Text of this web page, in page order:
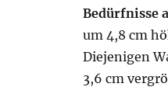
Bedürfnisse
um 4,8 cm
Diejenigen
3,6 cm